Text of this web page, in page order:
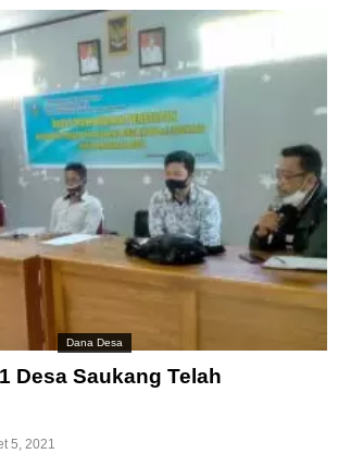
Dana Desa
Desa Saukang Telah
5, 2021